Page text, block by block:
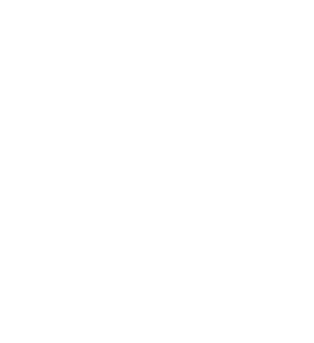
können auf der Produktseite gewählt